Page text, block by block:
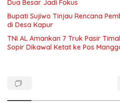
Dua Besar Jadi Fokus
Bupati Sujiwo Tinjau Rencana
di Desa Kapur
TNI AL Amankan 7 Truk Pasir
Sopir Dikawal Ketat ke Pos